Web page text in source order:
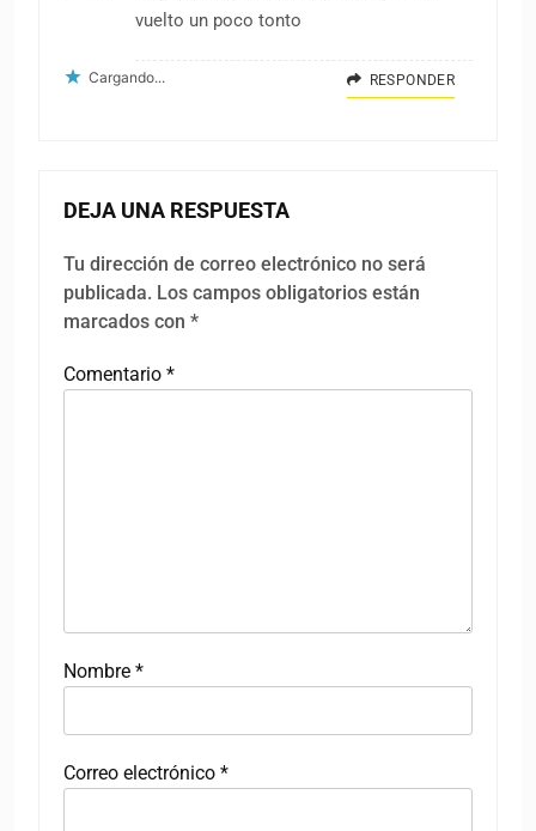
vuelto un poco tonto
Cargando... RESPONDER
DEJA UNA RESPUESTA
Tu dirección de correo electrónico no será
publicada. Los campos obligatorios están
marcados con *
Comentario *
Nombre *
Correo electrónico *